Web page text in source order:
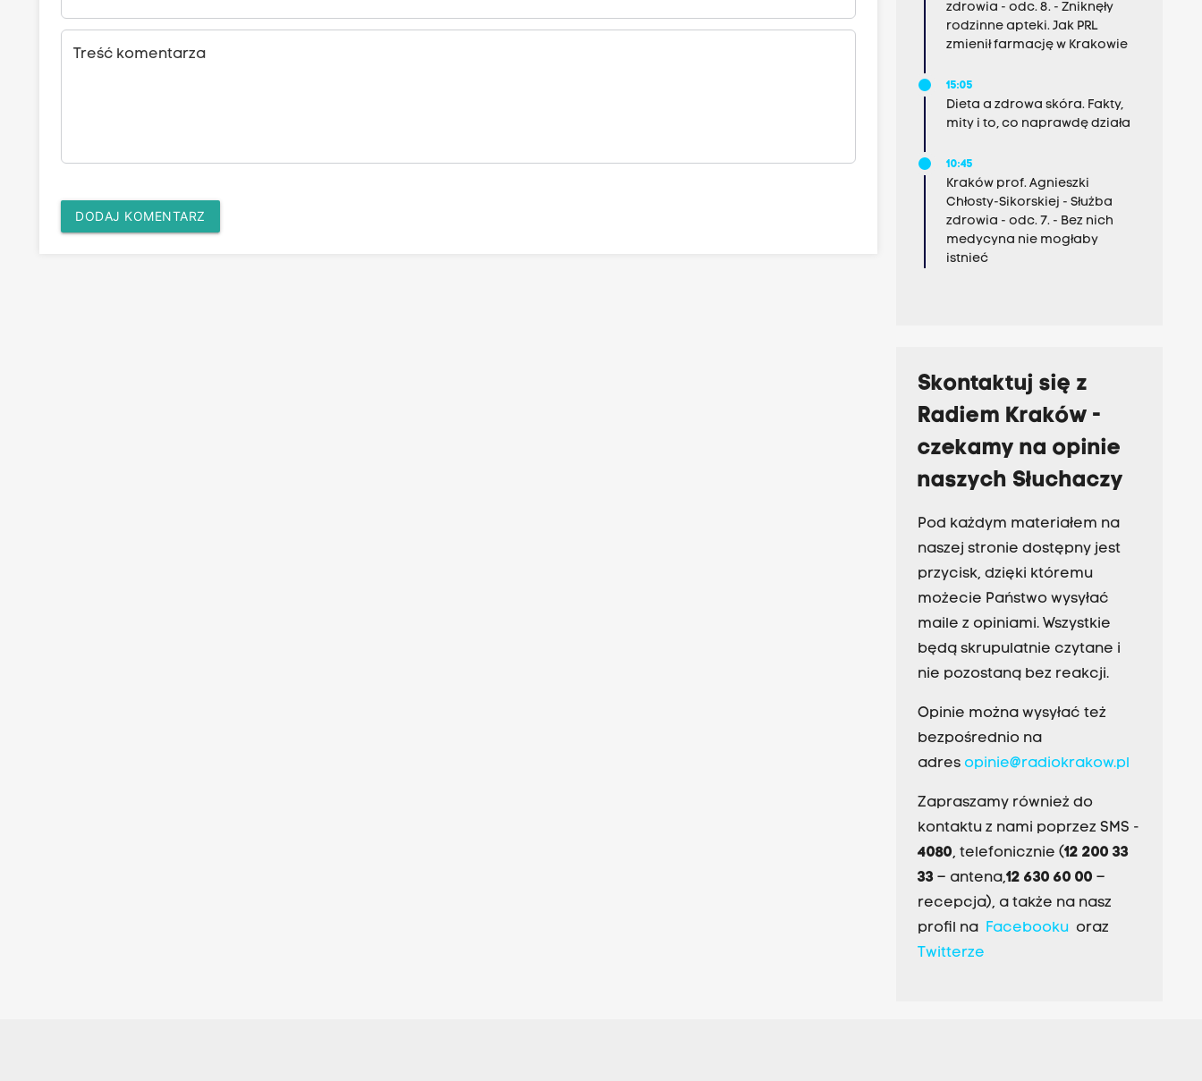
Treść komentarza
DODAJ KOMENTARZ
zdrowia - odc. 8. - Zniknęły
rodzinne apteki. Jak PRL
zmienił farmację w Krakowie
15:05
Dieta a zdrowa skóra. Fakty,
mity i to, co naprawdę działa
10:45
Kraków prof. Agnieszki
Chłosty-Sikorskiej - Służba
zdrowia - odc. 7. - Bez nich
medycyna nie mogłaby
istnieć
Skontaktuj się z
Radiem Kraków -
czekamy na opinie
naszych Słuchaczy
Pod każdym materiałem na
naszej stronie dostępny jest
przycisk, dzięki któremu
możecie Państwo wysyłać
maile z opiniami. Wszystkie
będą skrupulatnie czytane i
nie pozostaną bez reakcji.
Opinie można wysyłać też
bezpośrednio na
adres opinie@radiokrakow.pl
Zapraszamy również do
kontaktu z nami poprzez SMS -
4080, telefonicznie (12 200 33
33– antena,12 630 60 00 –
recepcja), a także na nasz
profil na Facebookuoraz
Twitterze